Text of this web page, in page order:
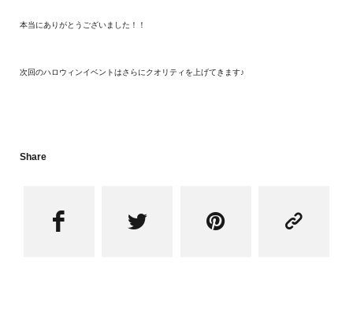
本当にありがとうございました！！
次回のハロウィンイベントはさらにクオリティを上げてきます♪
Share
   